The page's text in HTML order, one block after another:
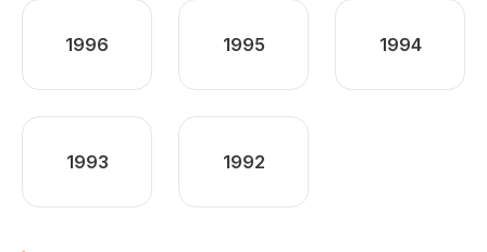
1996 1995 1994
1993 1992